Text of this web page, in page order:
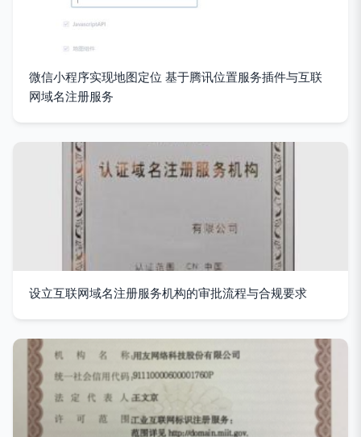
微信小程序实现地图定位 基于腾讯位置服务插件与互联
网域名注册服务
设立互联网域名注册服务机构的审批流程与合规要求